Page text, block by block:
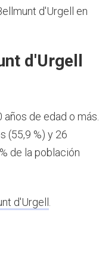
d'Urgell en
d'Urgell
años de edad o más.
(55,9 %) y 26
de la población
d'Urgell